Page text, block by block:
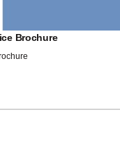
Brochure